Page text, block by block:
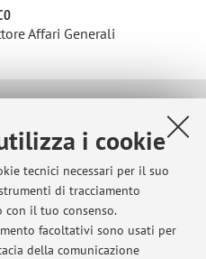
i cookie
tecnici necessari per il suo
di tracciamento
il tuo consenso.
facoltativi sono usati per
della comunicazione
Affari Generali
avvisi